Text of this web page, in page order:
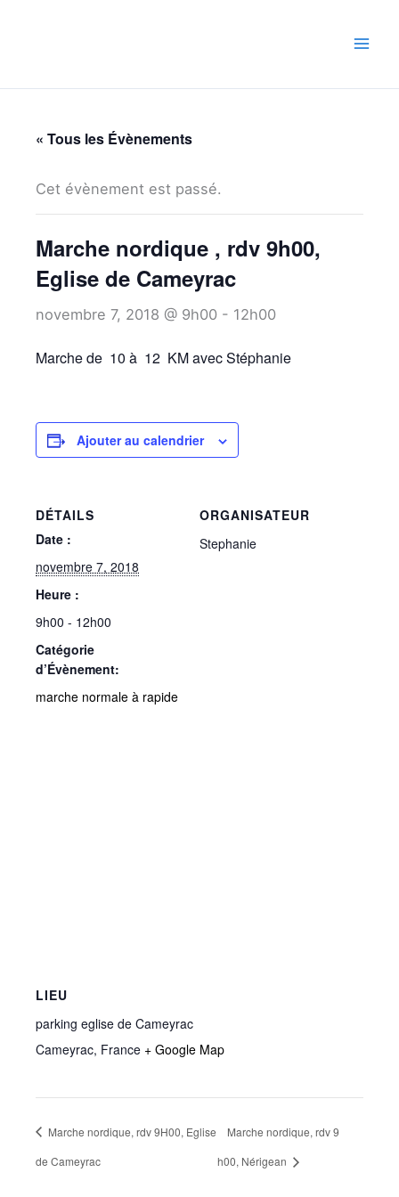
« Tous les Évènements
Cet évènement est passé.
Marche nordique , rdv 9h00,
Eglise de Cameyrac
novembre 7, 2018 @ 9h00 - 12h00
Marche de 10 à 12 KM avec Stéphanie
Ajouter au calendrier
DÉTAILS
Date :
novembre 7, 2018
Heure :
9h00 - 12h00
Catégorie
d’Évènement:
marche normale à rapide
ORGANISATEUR
Stephanie
LIEU
parking eglise de Cameyrac
Cameyrac, France + Google Map
Marche nordique, rdv 9H00, Eglise
de Cameyrac
Marche nordique, rdv 9
h00, Nérigean